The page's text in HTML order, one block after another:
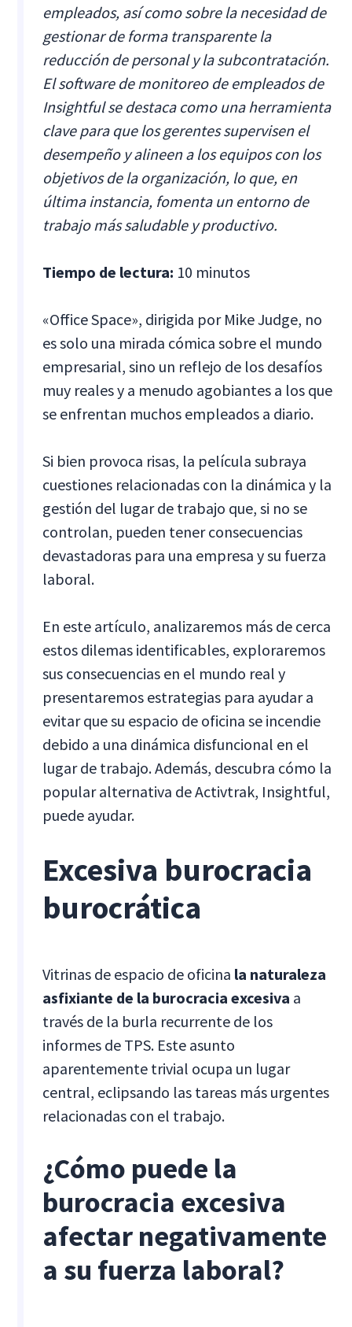
empleados, así como sobre la necesidad de
gestionar de forma transparente la
reducción de personal y la subcontratación.
El software de monitoreo de empleados de
Insightful se destaca como una herramienta
clave para que los gerentes supervisen el
desempeño y alineen a los equipos con los
objetivos de la organización, lo que, en
última instancia, fomenta un entorno de
trabajo más saludable y productivo.
Tiempo de lectura: 10 minutos
«Office Space», dirigida por Mike Judge, no
es solo una mirada cómica sobre el mundo
empresarial, sino un reflejo de los desafíos
muy reales y a menudo agobiantes a los que
se enfrentan muchos empleados a diario.
Si bien provoca risas, la película subraya
cuestiones relacionadas con la dinámica y la
gestión del lugar de trabajo que, si no se
controlan, pueden tener consecuencias
devastadoras para una empresa y su fuerza
laboral.
En este artículo, analizaremos más de cerca
estos dilemas identificables, exploraremos
sus consecuencias en el mundo real y
presentaremos estrategias para ayudar a
evitar que su espacio de oficina se incendie
debido a una dinámica disfuncional en el
lugar de trabajo. Además, descubra cómo la
popular alternativa de Activtrak, Insightful,
puede ayudar.
Excesiva burocracia
burocrática
Vitrinas de espacio de oficina la naturaleza
asfixiante de la burocracia excesiva a
través de la burla recurrente de los
informes de TPS. Este asunto
aparentemente trivial ocupa un lugar
central, eclipsando las tareas más urgentes
relacionadas con el trabajo.
¿Cómo puede la
burocracia excesiva
afectar negativamente
a su fuerza laboral?